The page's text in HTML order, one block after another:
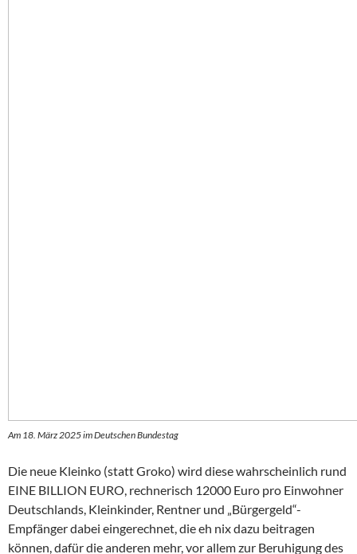
Am 18. März 2025 im Deutschen Bundestag
Die neue Kleinko (statt Groko) wird diese wahrscheinlich rund
EINE BILLION EURO, rechnerisch 12000 Euro pro Einwohner
Deutschlands, Kleinkinder, Rentner und „Bürgergeld“-
Empfänger dabei eingerechnet, die eh nix dazu beitragen
können, dafür die anderen mehr, vor allem zur Beruhigung des